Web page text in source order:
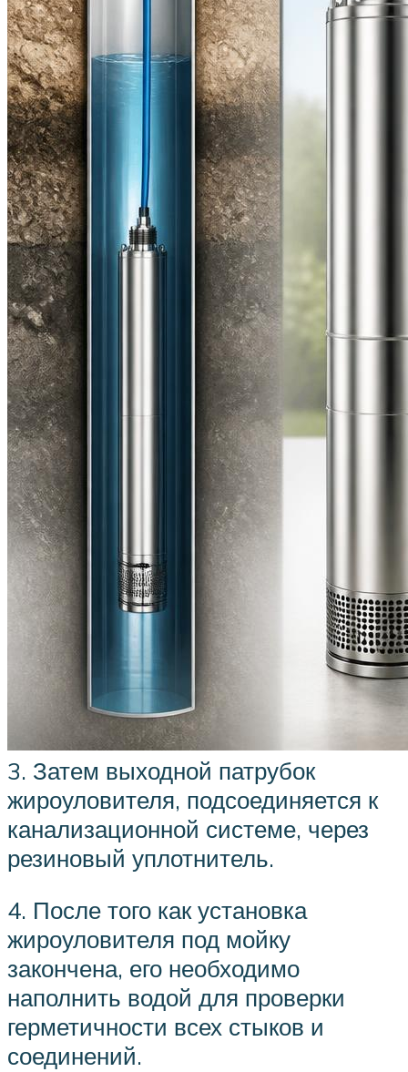
3. Затем выходной патрубок
жироуловителя, подсоединяется к
канализационной системе, через
резиновый уплотнитель.
4. После того как установка
жироуловителя под мойку
закончена, его необходимо
наполнить водой для проверки
герметичности всех стыков и
соединений.